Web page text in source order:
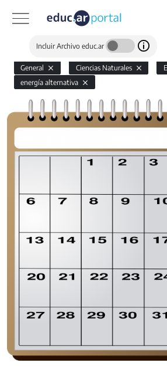
Incluir Archivo educ.ar
General Ciencias Naturales
energía alternativa